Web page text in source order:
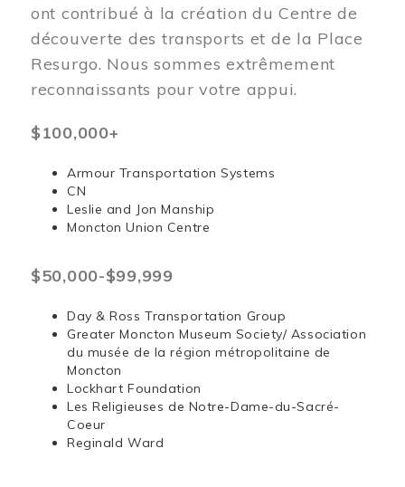
ont contribué à la création du Centre de
découverte des transports et de la Place
Resurgo. Nous sommes extrêmement
reconnaissants pour votre appui.
$100,000+
Armour Transportation Systems
CN
Leslie and Jon Manship
Moncton Union Centre
$50,000-$99,999
Day & Ross Transportation Group
Greater Moncton Museum Society/ Association
du musée de la région métropolitaine de
Moncton
Lockhart Foundation
Les Religieuses de Notre-Dame-du-Sacré-
Coeur
Reginald Ward